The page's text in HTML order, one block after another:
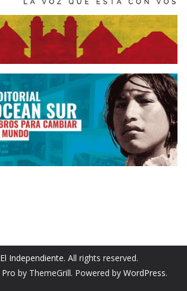
El Independiente. All rights reserved.
by ThemeGrill. Powered by WordPress.